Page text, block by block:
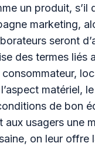
un produit, s’il
marketing,
seront
des termes liés
matériel,
de bon
aux usagers une
on leur offre